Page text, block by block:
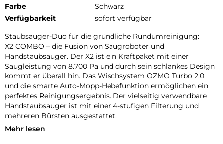
Farbe
Schwarz
Verfügbarkeit
sofort verfügbar
Staubsauger-Duo für die gründliche Rundumreinigung:
X2 COMBO – die Fusion von Saugroboter und
Handstaubsauger. Der X2 ist ein Kraftpaket mit einer
Saugleistung von 8.700 Pa und durch sein schlankes Design
kommt er überall hin. Das Wischsystem OZMO Turbo 2.0
und die smarte Auto-Mopp-Hebefunktion ermöglichen ein
perfektes Reinigungsergebnis. Der vielseitig verwendbare
Handstaubsauger ist mit einer 4-stufigen Filterung und
mehreren Bürsten ausgestattet.
Doppelte automatische Absaugung durch verbesserte OMNI
Mehr lesen